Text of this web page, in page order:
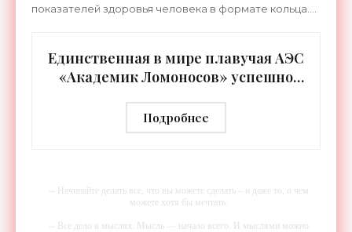
показателей здоровья человека в формате кольца.
Единственная в мире плавучая АЭС
«Академик Ломоносов» успешно
аттестацию - «Технологии»
Подробнее
-- Начинайте делать все, что вы можете сделать – и даже то, о чем
можете хотя бы мечтать.
-- Все дело в мыслях. Мысль — начало всего. И мыслями можно